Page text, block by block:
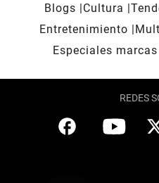
Blogs
Cultura
Entretenimiento
Especiales
REDES